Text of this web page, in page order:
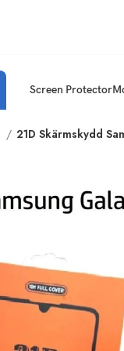
Screen Protector
21D Skärmskydd